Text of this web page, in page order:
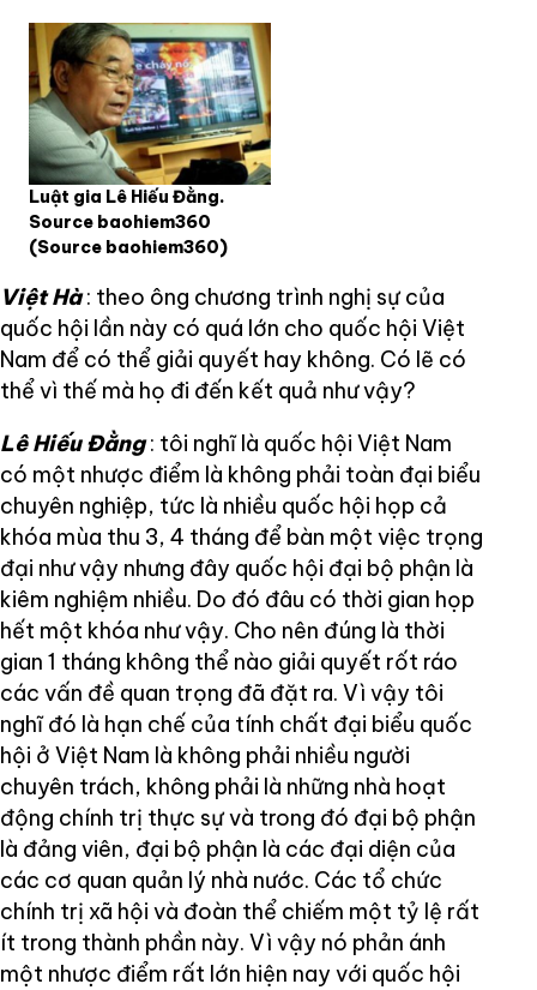
Luật gia Lê Hiếu Đằng.
Source baohiem360
(Source baohiem360)
Việt Hà : theo ông chương trình nghị sự của
quốc hội lần này có quá lớn cho quốc hội Việt
Nam để có thể giải quyết hay không. Có lẽ có
thể vì thế mà họ đi đến kết quả như vậy?
Lê Hiếu Đằng : tôi nghĩ là quốc hội Việt Nam
có một nhược điểm là không phải toàn đại biểu
chuyên nghiệp, tức là nhiều quốc hội họp cả
khóa mùa thu 3, 4 tháng để bàn một việc trọng
đại như vậy nhưng đây quốc hội đại bộ phận là
kiêm nghiệm nhiều. Do đó đâu có thời gian họp
hết một khóa như vậy. Cho nên đúng là thời
gian 1 tháng không thể nào giải quyết rốt ráo
các vấn đề quan trọng đã đặt ra. Vì vậy tôi
nghĩ đó là hạn chế của tính chất đại biểu quốc
hội ở Việt Nam là không phải nhiều người
chuyên trách, không phải là những nhà hoạt
động chính trị thực sự và trong đó đại bộ phận
là đảng viên, đại bộ phận là các đại diện của
các cơ quan quản lý nhà nước. Các tổ chức
chính trị xã hội và đoàn thể chiếm một tỷ lệ rất
ít trong thành phần này. Vì vậy nó phản ánh
một nhược điểm rất lớn hiện nay với quốc hội